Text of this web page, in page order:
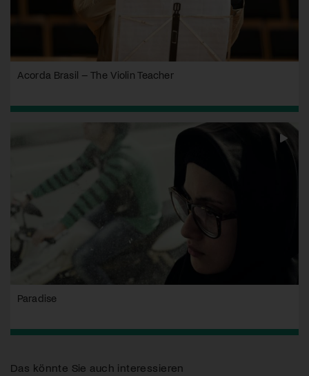
Acorda Brasil – The Violin Teacher
Paradise
Das könnte Sie auch interessieren